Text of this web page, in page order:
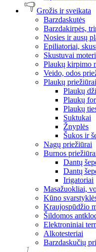
Grožis ir sveikata
Barzdaskutės
Barzdakirpės,
Nosies ir ausų
Epiliatoriai,
Skustuvai
Plaukų kirpimo
Veido, odos
Plaukų priežiūrai
Plaukų
Plaukų
Plaukų
Suktukai
Žnyplės
Šukos ir
Nagų priežiūrai
Burnos
Dantų
Dantų
Irigatoriai
Masažuokliai,
Kūno
Kraujospūdžio
Šildomos
Elektroniniai
Alkotesteriai
Barzdaskučių